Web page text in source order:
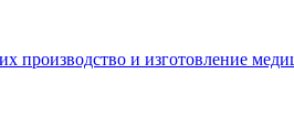
производство и изготовление